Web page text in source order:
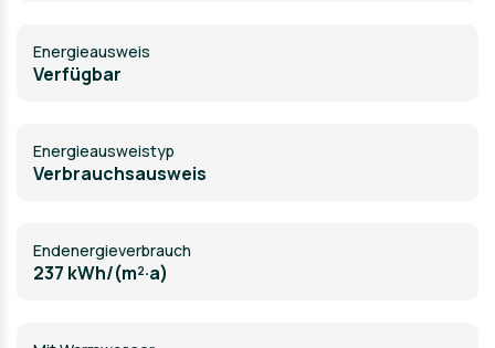
Energieausweis
Verfügbar
Energie­ausweistyp
Verbrauchsausweis
Endenergieverbrauch
237 kWh/(m²·a)